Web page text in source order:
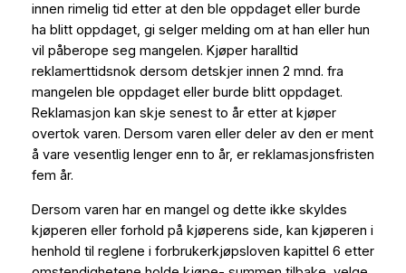
innen rimelig tid etter at den ble oppdaget eller burde
ha blitt oppdaget, gi selger melding om at han eller hun
vil påberope seg mangelen. Kjøper haralltid
reklamerttidsnok dersom detskjer innen 2 mnd. fra
mangelen ble oppdaget eller burde blitt oppdaget.
Reklamasjon kan skje senest to år etter at kjøper
overtok varen. Dersom varen eller deler av den er ment
å vare vesentlig lenger enn to år, er reklamasjonsfristen
fem år.
Dersom varen har en mangel og dette ikke skyldes
kjøperen eller forhold på kjøperens side, kan kjøperen i
henhold til reglene i forbrukerkjøpsloven kapittel 6 etter